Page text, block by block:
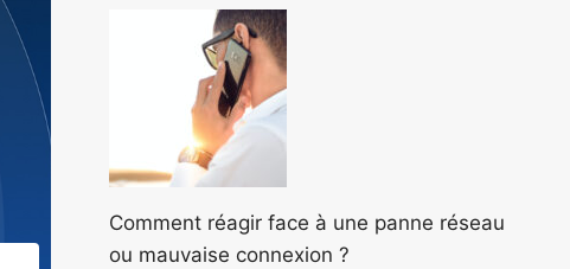
Comment réagir face à une panne réseau
ou mauvaise connexion ?